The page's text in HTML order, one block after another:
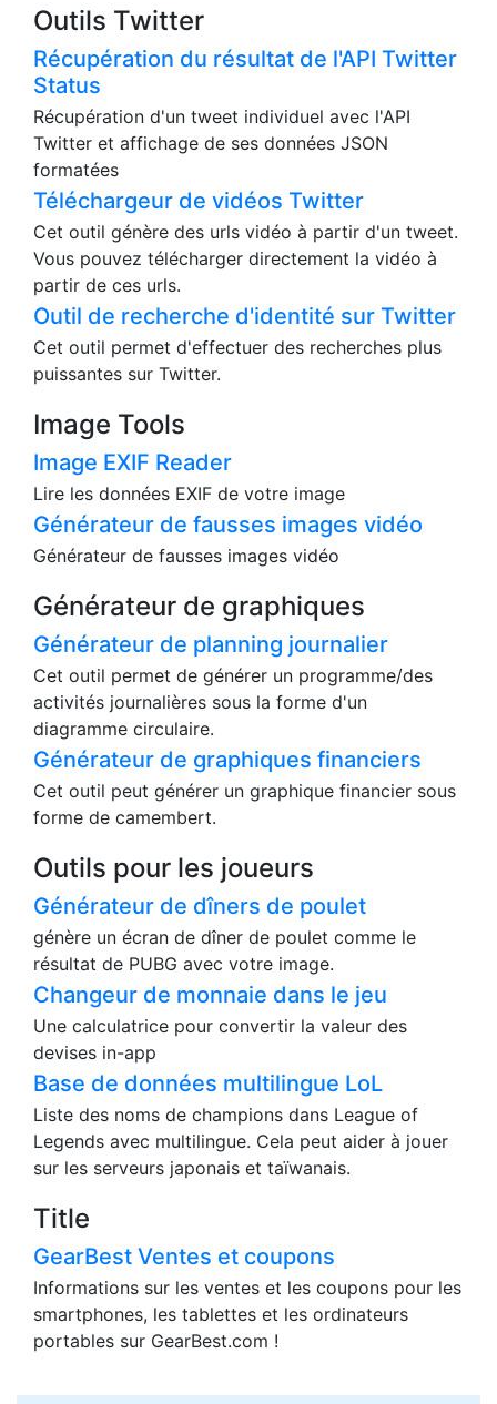
Outils Twitter
Récupération du résultat de l'API Twitter
Status
Récupération d'un tweet individuel avec l'API
Twitter et affichage de ses données JSON
formatées
Téléchargeur de vidéos Twitter
Cet outil génère des urls vidéo à partir d'un tweet.
Vous pouvez télécharger directement la vidéo à
partir de ces urls.
Outil de recherche d'identité sur Twitter
Cet outil permet d'effectuer des recherches plus
puissantes sur Twitter.
Image Tools
Image EXIF Reader
Lire les données EXIF de votre image
Générateur de fausses images vidéo
Générateur de fausses images vidéo
Générateur de graphiques
Générateur de planning journalier
Cet outil permet de générer un programme/des
activités journalières sous la forme d'un
diagramme circulaire.
Générateur de graphiques financiers
Cet outil peut générer un graphique financier sous
forme de camembert.
Outils pour les joueurs
Générateur de dîners de poulet
génère un écran de dîner de poulet comme le
résultat de PUBG avec votre image.
Changeur de monnaie dans le jeu
Une calculatrice pour convertir la valeur des
devises in-app
Base de données multilingue LoL
Liste des noms de champions dans League of
Legends avec multilingue. Cela peut aider à jouer
sur les serveurs japonais et taïwanais.
Title
GearBest Ventes et coupons
Informations sur les ventes et les coupons pour les
smartphones, les tablettes et les ordinateurs
portables sur GearBest.com !